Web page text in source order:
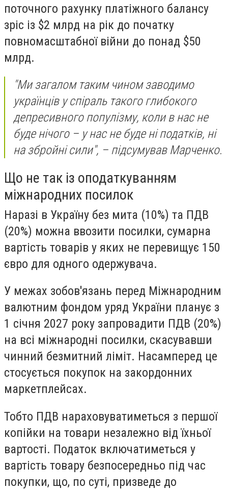
поточного рахунку платіжного балансу
зріс із $2 млрд на рік до початку
повномасштабної війни до понад $50
млрд.
"Ми загалом таким чином заводимо
українців у спіраль такого глибокого
депресивного популізму, коли в нас не
буде нічого – у нас не буде ні податків, ні
на збройні сили", – підсумував Марченко.
Що не так із оподаткуванням
міжнародних посилок
Наразі в Україну без мита (10%) та ПДВ
(20%) можна ввозити посилки, сумарна
вартість товарів у яких не перевищує 150
євро для одного одержувача.
У межах зобов'язань перед Міжнародним
валютним фондом уряд України планує з
1 січня 2027 року запровадити ПДВ (20%)
на всі міжнародні посилки, скасувавши
чинний безмитний ліміт. Насамперед це
стосується покупок на закордонних
маркетплейсах.
Тобто ПДВ нараховуватиметься з першої
копійки на товари незалежно від їхньої
вартості. Податок включатиметься у
вартість товару безпосередньо під час
покупки, що, по суті, призведе до